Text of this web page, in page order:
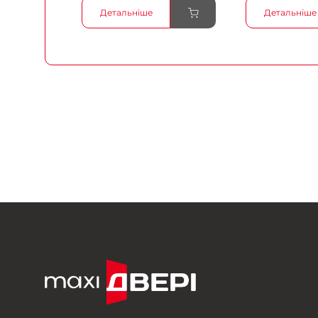
Детальніше Детальніше